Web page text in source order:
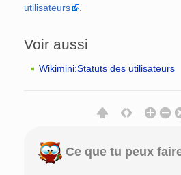
utilisateurs
Voir aussi
Wikimini:Statuts des utilisateurs
Ce que tu peux